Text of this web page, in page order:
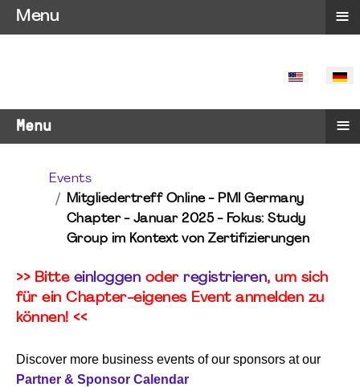
SPRACHE
Menu ≡
Events
Mitgliedertreff Online - PMI Germany
Chapter - Januar 2025 - Fokus: Study
Group im Kontext von Zertifizierungen
>> Bitte einloggen oder registrieren, um sich
für ein Chapter-eigenes Event anmelden zu
können! <<
Discover more business events of our sponsors at our
Partner & Sponsor Calendar
Menu ≡